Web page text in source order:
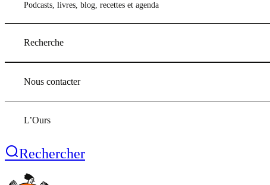
Podcasts, livres, blog, recettes et agenda
Recherche
Nous contacter
L’Ours
Rechercher